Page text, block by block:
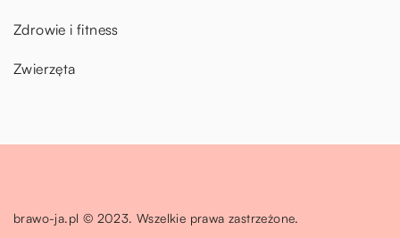
Zdrowie i fitness
Zwierzęta
brawo-ja.pl © 2023. Wszelkie prawa zastrzeżone.